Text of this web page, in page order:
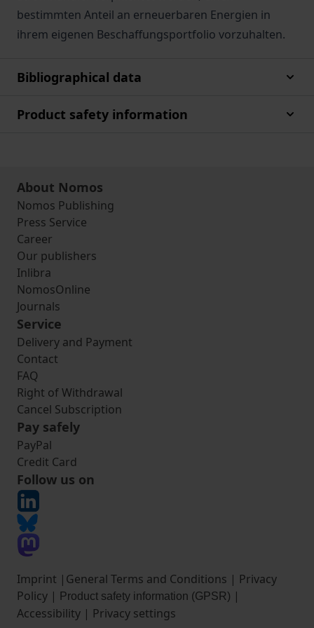
bestimmten Anteil an erneuerbaren Energien in
ihrem eigenen Beschaffungsportfolio vorzuhalten.
Bibliographical data
Product safety information
About Nomos
Nomos Publishing
Press Service
Career
Our publishers
Inlibra
NomosOnline
Journals
Service
Delivery and Payment
Contact
FAQ
Right of Withdrawal
Cancel Subscription
Pay safely
PayPal
Credit Card
Follow us on
Imprint | General Terms and Conditions | Privacy
Policy | Product safety information (GPSR) |
Accessibility | Privacy settings